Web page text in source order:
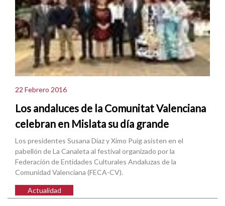
22 Febrero 2016
Los andaluces de la Comunitat Valenciana
celebran en Mislata su día grande
Los presidentes Susana Díaz y Ximo Puig asisten en el
pabellón de La Canaleta al festival organizado por la
Federación de Entidades Culturales Andaluzas de la
Comunidad Valenciana (FECA-CV).
Actualidad